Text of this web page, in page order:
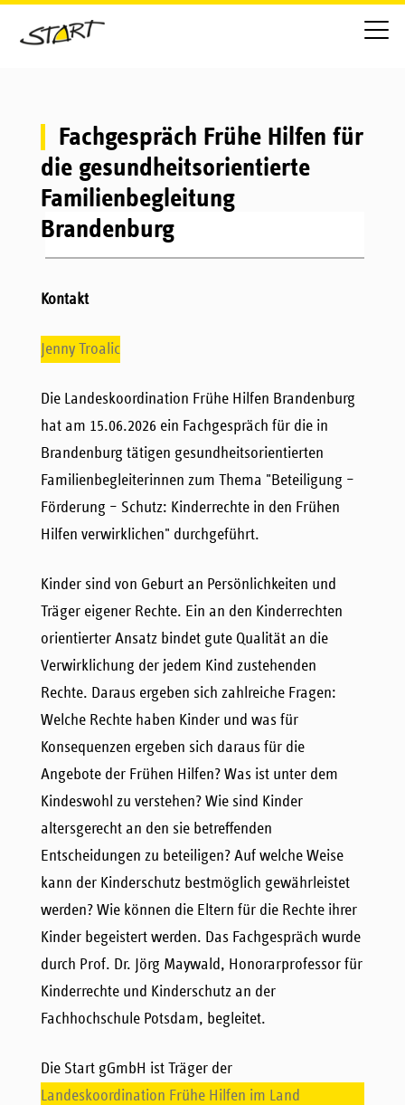
Fachgespräch Frühe Hilfen für
die gesundheitsorientierte
Familienbegleitung
Brandenburg
Kontakt
Jenny Troalic
Die Landeskoordination Frühe Hilfen Brandenburg
hat am 15.06.2026 ein Fachgespräch für die in
Brandenburg tätigen gesundheitsorientierten
Familienbegleiterinnen zum Thema "Beteiligung –
Förderung – Schutz: Kinderrechte in den Frühen
Hilfen verwirklichen" durchgeführt.
Kinder sind von Geburt an Persönlichkeiten und
Träger eigener Rechte. Ein an den Kinderrechten
orientierter Ansatz bindet gute Qualität an die
Verwirklichung der jedem Kind zustehenden
Rechte. Daraus ergeben sich zahlreiche Fragen:
Welche Rechte haben Kinder und was für
Konsequenzen ergeben sich daraus für die
Angebote der Frühen Hilfen? Was ist unter dem
Kindeswohl zu verstehen? Wie sind Kinder
altersgerecht an den sie betreffenden
Entscheidungen zu beteiligen? Auf welche Weise
kann der Kinderschutz bestmöglich gewährleistet
werden? Wie können die Eltern für die Rechte ihrer
Kinder begeistert werden. Das Fachgespräch wurde
durch Prof. Dr. Jörg Maywald, Honorarprofessor für
Kinderrechte und Kinderschutz an der
Fachhochschule Potsdam, begleitet.
Die Start gGmbH ist Träger der
Landeskoordination Frühe Hilfen im Land